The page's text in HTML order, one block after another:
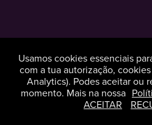
Usamos cookies essenciais
com a tua autorização,
Analytics). Podes aceitar ou
momento. Mais na nossa
ACEITAR